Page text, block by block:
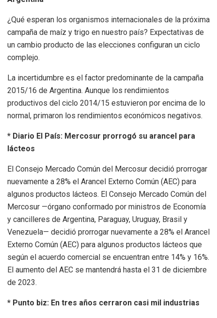
¿Qué esperan los organismos internacionales de la próxima
campaña de maíz y trigo en nuestro país? Expectativas de
un cambio producto de las elecciones configuran un ciclo
complejo.
La incertidumbre es el factor predominante de la campaña
2015/16 de Argentina. Aunque los rendimientos
productivos del ciclo 2014/15 estuvieron por encima de lo
normal, primaron los rendimientos económicos negativos.
* Diario El País: Mercosur prorrogó su arancel para
lácteos
El Consejo Mercado Común del Mercosur decidió prorrogar
nuevamente a 28% el Arancel Externo Común (AEC) para
algunos productos lácteos. El Consejo Mercado Común del
Mercosur —órgano conformado por ministros de Economía
y cancilleres de Argentina, Paraguay, Uruguay, Brasil y
Venezuela— decidió prorrogar nuevamente a 28% el Arancel
Externo Común (AEC) para algunos productos lácteos que
según el acuerdo comercial se encuentran entre 14% y 16%.
El aumento del AEC se mantendrá hasta el 31 de diciembre
de 2023.
* Punto biz: En tres años cerraron casi mil industrias